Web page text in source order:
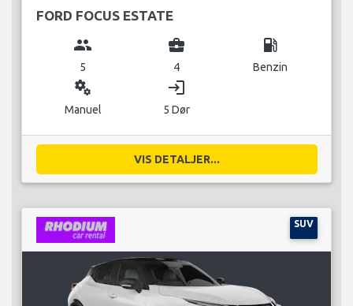
FORD FOCUS ESTATE
group
5
business_center
4
local_gas_station
Benzin
miscellaneous_services
Manuel
login
5 Dør
VIS DETALJER...
SUV